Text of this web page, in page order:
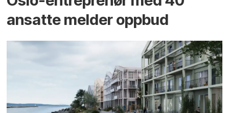
ansatte melder oppbud